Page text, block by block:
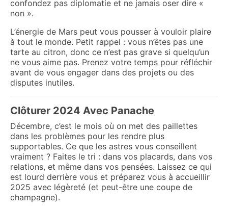
confondez pas diplomatie et ne jamais oser dire «
non ».
L’énergie de Mars peut vous pousser à vouloir plaire
à tout le monde. Petit rappel : vous n’êtes pas une
tarte au citron, donc ce n’est pas grave si quelqu’un
ne vous aime pas. Prenez votre temps pour réfléchir
avant de vous engager dans des projets ou des
disputes inutiles.
Clôturer 2024 Avec Panache
Décembre, c’est le mois où on met des paillettes
dans les problèmes pour les rendre plus
supportables. Ce que les astres vous conseillent
vraiment ? Faites le tri : dans vos placards, dans vos
relations, et même dans vos pensées. Laissez ce qui
est lourd derrière vous et préparez vous à accueillir
2025 avec légèreté (et peut-être une coupe de
champagne).